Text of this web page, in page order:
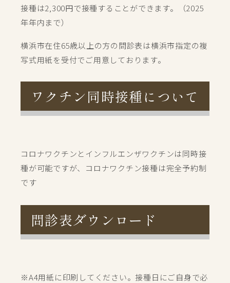
接種は2,300円で接種することができます。（2025
年年内まで）
横浜市在住65歳以上の方の問診表は横浜市指定の複
写式用紙を受付でご用意しております。
ワクチン同時接種について
コロナワクチンとインフルエンザワクチンは同時接
種が可能ですが、コロナワクチン接種は完全予約制
です
問診表ダウンロード
※A4用紙に印刷してください。接種日にご自身で必